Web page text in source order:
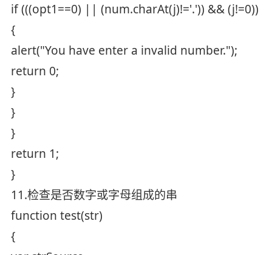
if (((opt1==0) || (num.charAt(j)!='.')) && (j!=0))
{
alert("You have enter a invalid number.");
return 0;
}
}
}
return 1;
}
11.检查是否数字或字母组成的串
function test(str)
{